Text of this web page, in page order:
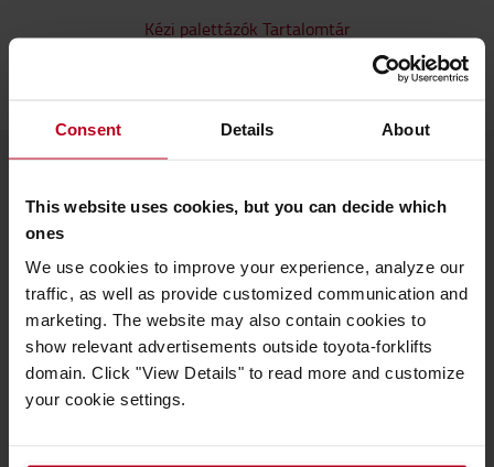
Consent Details About
This website uses cookies, but you can decide which
ones
We use cookies to improve your experience, analyze our
traffic, as well as provide customized communication and
marketing. The website may also contain cookies to
show relevant advertisements outside toyota-forklifts
domain. Click "View Details" to read more and customize
your cookie settings.
Kézi palettázók Tartalomtár
A Toyotáról
Miért vásároljunk Toyotát
Letöltések
Fenntarthatóság